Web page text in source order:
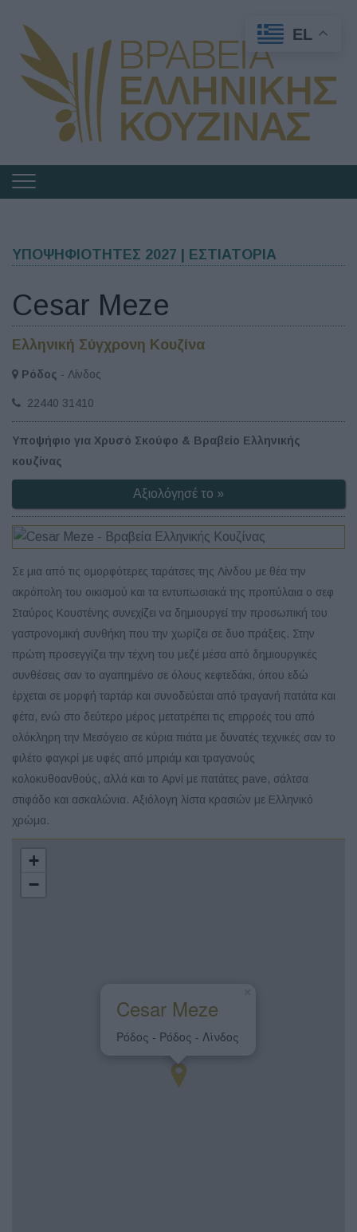
Πλοήγηση
Ελληνικής
ΥΠΟΨΗΦΙΟΤΗΤΕΣ 2027 | ΕΣΤΙΑΤΟΡΙΑ
Cesar Meze
Ελληνική Σύγχρονη Κουζίνα
Ρόδος - Λίνδος
22440 31410
Υποψήφιο για Χρυσό Σκούφο & Βραβείο Ελληνικής
κουζίνας
Αξιολόγησέ το »
Σε μια από τις ομορφότερες ταράτσες της Λίνδου με θέα την
ακρόπολη του οικισμού και τα εντυπωσιακά της προπύλαια ο σεφ
Σταύρος Κουστένης συνεχίζει να δημιουργεί την προσωπική του
γαστρονομική συνθήκη που την χωρίζει σε δυο πράξεις. Στην
πρώτη προσεγγίζει την τέχνη του μεζέ μέσα από δημιουργικές
συνθέσεις σαν το αγαπημένο σε όλους κεφτεδάκι, όπου εδώ
έρχεται σε μορφή ταρτάρ και συνοδεύεται από τραγανή πατάτα και
φέτα, ενώ στο δεύτερο μέρος μετατρέπει τις επιρροές του από
ολόκληρη την Μεσόγειο σε κύρια πιάτα με δυνατές τεχνικές σαν το
φιλέτο φαγκρί με υφές από μπριάμ και τραγανούς
κολοκυθοανθούς, αλλά και το Αρνί με πατάτες pave, σάλτσα
στιφάδο και ασκαλώνια. Αξιόλογη λίστα κρασιών με Ελληνικό
χρώμα.
Cesar Meze
Ρόδος - Ρόδος - Λίνδος
+
−
EL